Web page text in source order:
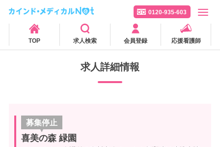
0120-935-603
TOP 求人検索 会員登録 応援看護師
求人詳細情報
募集停止
喜美の森 緑園